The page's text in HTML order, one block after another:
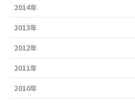
2014年
2013年
2012年
2011年
2010年